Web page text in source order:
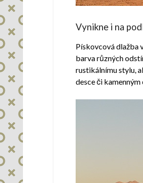
Vynikne i na
Pískovcová dlažba
barva různých
rustikálnímu stylu,
desce či